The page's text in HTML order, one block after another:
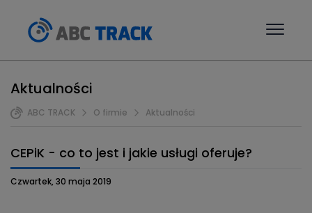
Aktualności
ABC TRACK O firmie Aktualności
CEPiK - co to jest i jakie usługi oferuje?
Czwartek, 30 maja 2019